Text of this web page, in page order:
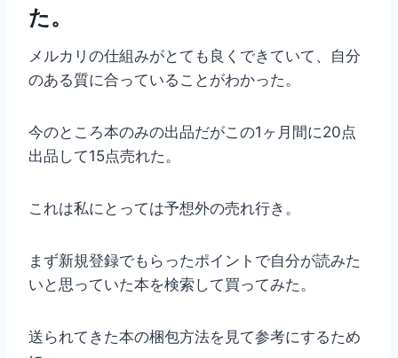
た。
メルカリの仕組みがとても良くできていて、自分
のある質に合っていることがわかった。
今のところ本のみの出品だがこの1ヶ月間に20点
出品して15点売れた。
これは私にとっては予想外の売れ行き。
まず新規登録でもらったポイントで自分が読みた
いと思っていた本を検索して買ってみた。
送られてきた本の梱包方法を見て参考にするため